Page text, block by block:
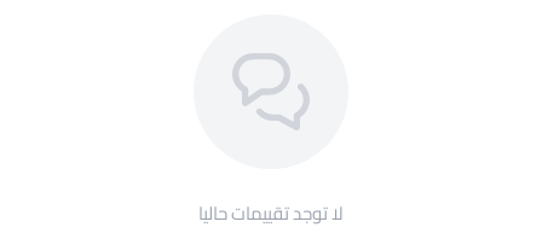
لا توجد تقييمات حاليا